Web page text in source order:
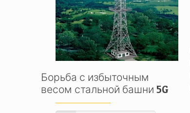
Борьба с избыточным
весом стальной башни 5G